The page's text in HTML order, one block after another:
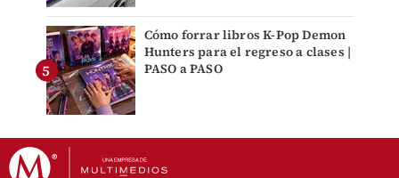
Cómo forrar libros K-Pop Demon
Hunters para el regreso a clases |
PASO a PASO